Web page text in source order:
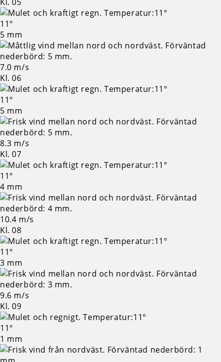
Kl. 05
11°
5 mm
7.0 m/s
Kl. 06
11°
5 mm
8.3 m/s
Kl. 07
11°
4 mm
10.4 m/s
Kl. 08
11°
3 mm
9.6 m/s
Kl. 09
11°
1 mm